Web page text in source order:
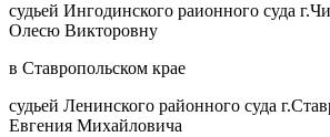
судьей Ингодинского раионного суда
Олесю Викторовну
в Ставропольском крае
судьей Ленинского районного суда
Евгения Михайловича